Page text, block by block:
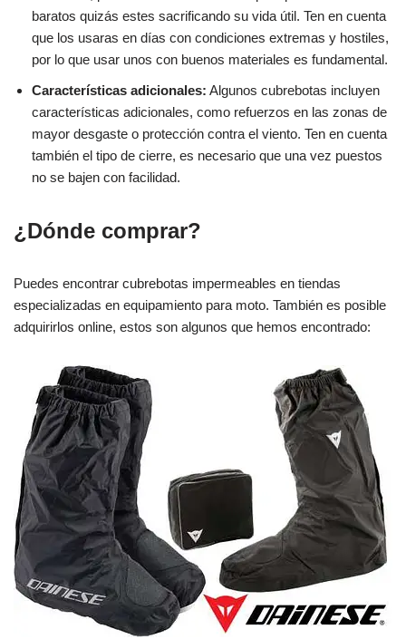
baratos quizás estes sacrificando su vida útil. Ten en cuenta
que los usaras en días con condiciones extremas y hostiles,
por lo que usar unos con buenos materiales es fundamental.
Características adicionales: Algunos cubrebotas incluyen
características adicionales, como refuerzos en las zonas de
mayor desgaste o protección contra el viento. Ten en cuenta
también el tipo de cierre, es necesario que una vez puestos
no se bajen con facilidad.
¿Dónde comprar?
Puedes encontrar cubrebotas impermeables en tiendas
especializadas en equipamiento para moto. También es posible
adquirirlos online, estos son algunos que hemos encontrado: